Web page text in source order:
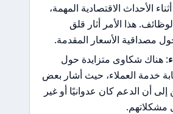
الأحداث الاقتصادية المهمة،
هذا الأمر أثار قلق
مصداقية الأسعار المقدمة.
: هناك شكاوى متزايدة حول
خدمة العملاء، حيث أشار بعض
أن الدعم كان عدوانيًا أو غير